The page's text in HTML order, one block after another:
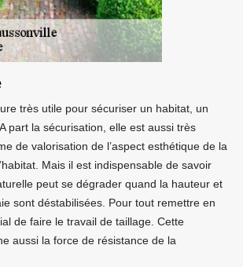
très utile pour sécuriser un habitat, un
part la sécurisation, elle est aussi très
de valorisation de l’aspect esthétique de la
Mais il est indispensable de savoir
peut se dégrader quand la hauteur et
sont déstabilisées. Pour tout remettre en
de faire le travail de taillage. Cette
aussi la force de résistance de la